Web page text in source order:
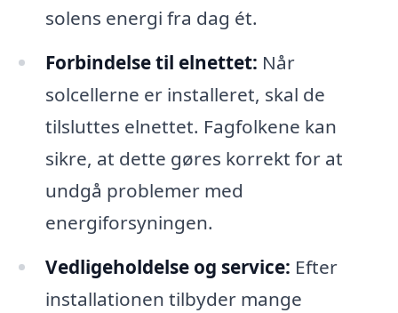
solens energi fra dag ét.
Forbindelse til elnettet: Når
solcellerne er installeret, skal de
tilsluttes elnettet. Fagfolkene kan
sikre, at dette gøres korrekt for at
undgå problemer med
energiforsyningen.
Vedligeholdelse og service: Efter
installationen tilbyder mange